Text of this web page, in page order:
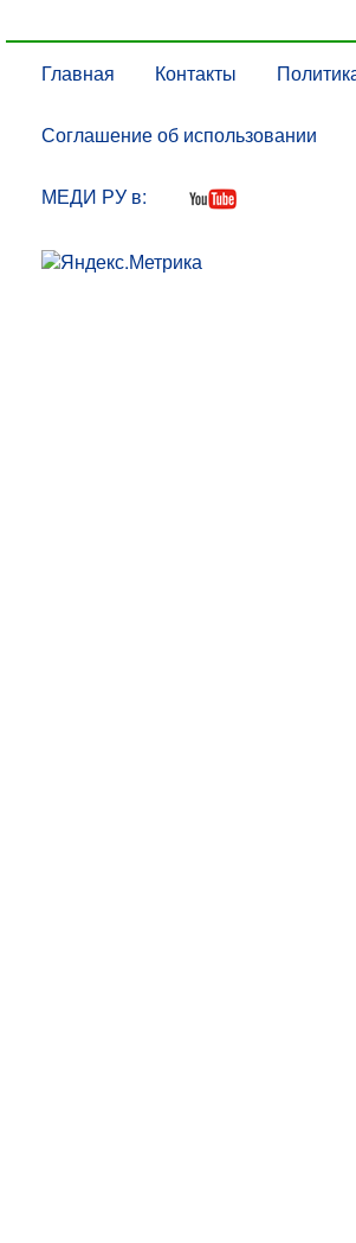
Главная Контакты
Соглашение об использовании
МЕДИ РУ в: